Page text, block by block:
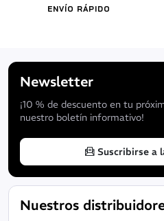
ENVÍO RÁPIDO
Newsletter
¡10 % de descuento en tu
nuestro boletín informativo!
Suscribirse a
Nuestros